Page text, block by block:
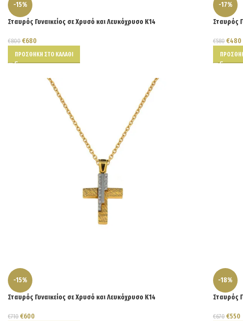
-15%
Σταυρός Γυναικείος σε Χρυσό και Λευκόχρυσο Κ14
€800 €680
ΠΡΟΣΘΉΚΗ ΣΤΟ ΚΑΛΆΘΙ
-17%
Σταυρός
€580 €480
-15%
Σταυρός Γυναικείος σε Χρυσό και Λευκόχρυσο Κ14
€710 €600
-18%
Σταυρός
€670 €550